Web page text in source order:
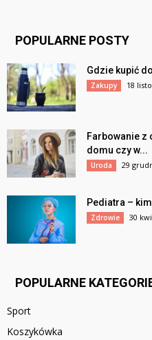
POPULARNE POSTY
Gdzie kupić
Zakupy 18
Farbowanie z
domu czy w...
Uroda 29
Pediatra –
Zdrowie 30
POPULARNE
Sport
Koszykówka